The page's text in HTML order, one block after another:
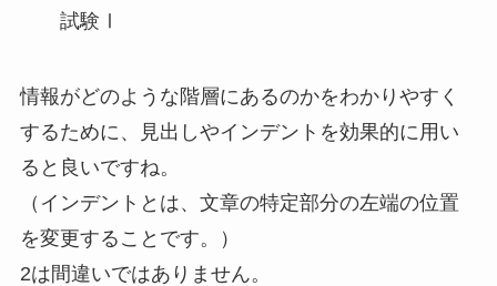
試験Ⅰ
情報がどのような階層にあるのかをわかりやすく
するために、見出しやインデントを効果的に用い
ると良いですね。
（インデントとは、文章の特定部分の左端の位置
を変更することです。）
2は間違いではありません。